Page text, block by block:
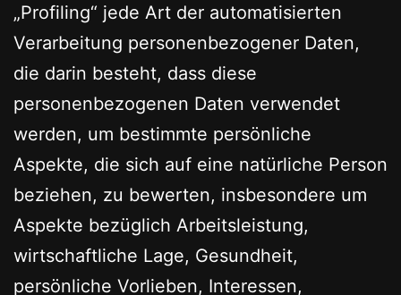
„Profiling“ jede Art der automatisierten
Verarbeitung personenbezogener Daten,
die darin besteht, dass diese
personenbezogenen Daten verwendet
werden, um bestimmte persönliche
Aspekte, die sich auf eine natürliche Person
beziehen, zu bewerten, insbesondere um
Aspekte bezüglich Arbeitsleistung,
wirtschaftliche Lage, Gesundheit,
persönliche Vorlieben, Interessen,